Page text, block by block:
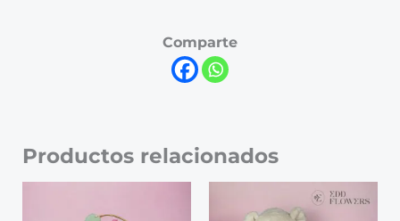
Comparte
Productos relacionados